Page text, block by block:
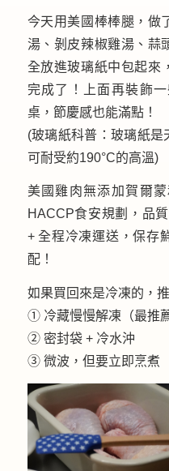
今天用美國棒棒腿，做
湯、剝皮辣椒雞湯、蒜
全放進玻璃紙中包起來
完成了！上面再裝飾
桌，節慶感也能滿點！
(玻璃紙科普：玻璃紙是
可耐受約190°C的高溫)
美國雞肉無添加賀爾
HACCP食安規劃，品
+ 全程冷凍運送，保存
配！
如果買回來是冷凍的，
① 冷藏慢慢解凍（最推薦
② 密封袋 + 冷水沖
③ 微波，但要立即烹煮